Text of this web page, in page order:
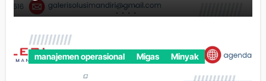
manajemen operasional Migas Minyak